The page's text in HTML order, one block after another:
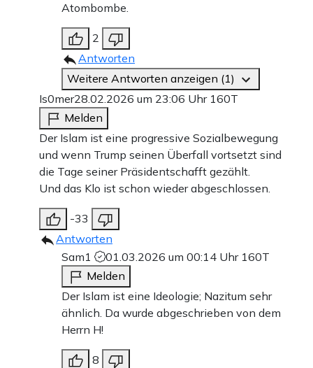
Atombombe.
2
Antworten
Weitere Antworten anzeigen (1)
Is0mer28.02.2026 um 23:06 Uhr 160T
Melden
Der Islam ist eine progressive Sozialbewegung
und wenn Trump seinen Überfall vortsetzt sind
die Tage seiner Präsidentschafft gezählt.
Und das Klo ist schon wieder abgeschlossen.
-33
Antworten
Sam1
01.03.2026 um 00:14 Uhr 160T
Melden
Der Islam ist eine Ideologie; Nazitum sehr
ähnlich. Da wurde abgeschrieben von dem
Herrn H!
8